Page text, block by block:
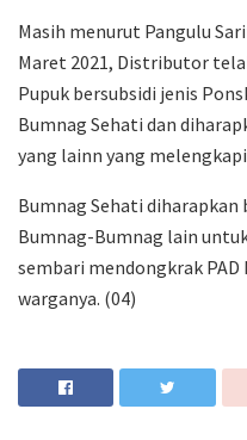
Masih menurut Pangulu
Maret 2021, Distributor
Pupuk bersubsidi jenis
Bumnag Sehati dan
yang lainn yang
Bumnag Sehati
Bumnag-Bumnag lain
sembari mendongkrak
warganya. (04)